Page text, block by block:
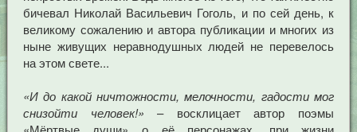
бичевал Николай Васильевич Гоголь, и по сей день, к
великому сожалению и автора публикации и многих из
ныне живущих неравнодушных людей не перевелось
на этом свете...
«И до какой ничтожности, мелочности, гадости мог
снизойти человек!»– восклицает автор поэмы